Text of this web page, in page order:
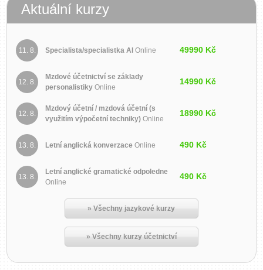
Aktuální kurzy
11. 8. Specialista/specialistka AIOnline 49990 Kč
12. 8.
Mzdové účetnictví se základy
personalistikyOnline
14990 Kč
12. 8.
Mzdový účetní / mzdová účetní (s
využitím výpočetní techniky)Online
18990 Kč
13. 8. Letní anglická konverzaceOnline 490 Kč
13. 8.
Letní anglické gramatické odpoledne
Online
490 Kč
» Všechny jazykové kurzy
» Všechny kurzy účetnictví